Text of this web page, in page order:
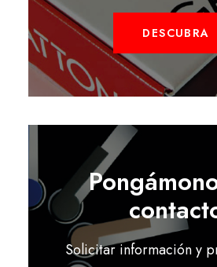
DESCUBRA
Solicitar información y